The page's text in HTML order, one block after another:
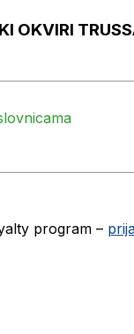
OKVIRI
program –